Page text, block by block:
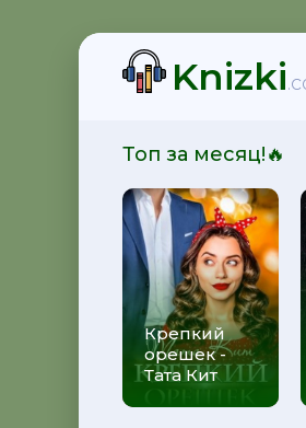
Knizki
Топ за месяц!🔥
Крепкий
орешек -
Тата Кит
- Стейс Крамер
Вильмонт
Вильмонт